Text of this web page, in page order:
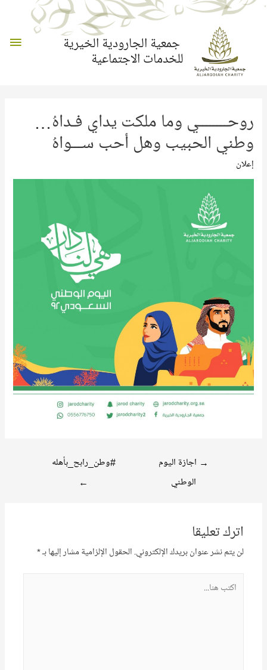
جمعية الجارودية الخيرية
للخدمات الاجتماعية
روحــــــــي وما ملكت يداي فـداهُ…
وطني الحبيب وهل أحب ســـواهُ
إعلان
تصفّح
المقالات
→ اجازة اليوم
الوطني
#وطن_رابح_بأهله
←
اترك تعليقا
لن يتم نشر عنوان بريدك الإلكتروني. الحقول الإلزامية مشار إليها بـ*